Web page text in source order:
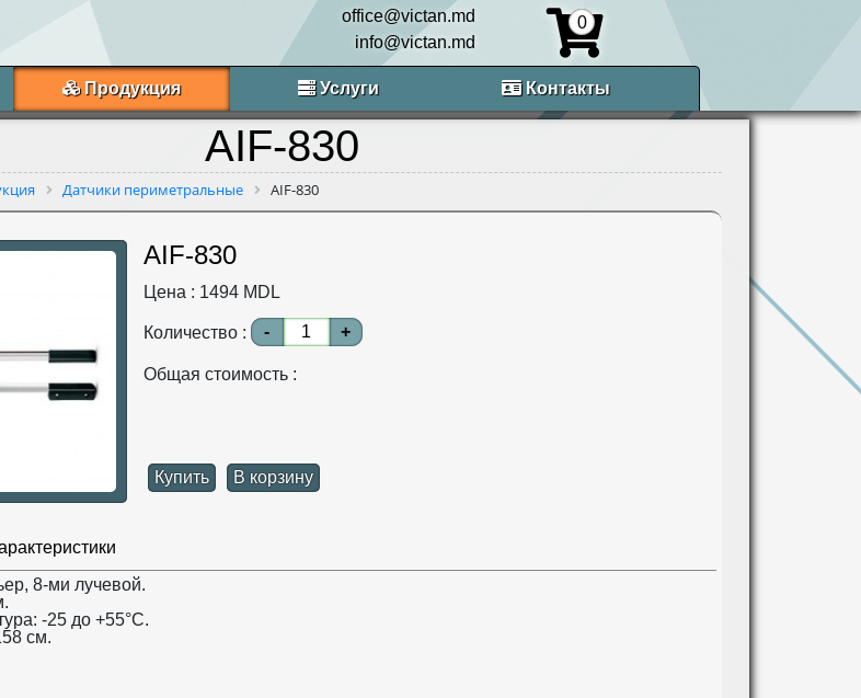
office@victan.md
info@victan.md
0
Продукция Услуги Контакты
AIF-830
Датчики периметральные AIF-830
AIF-830
Цена : 1494MDL
Количество : - +
Общая стоимость :
Купить В корзину
8-ми лучевой.
-25 до +55°С.
см.